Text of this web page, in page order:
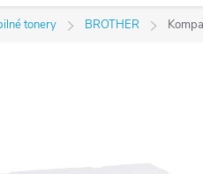
tonery BROTHER